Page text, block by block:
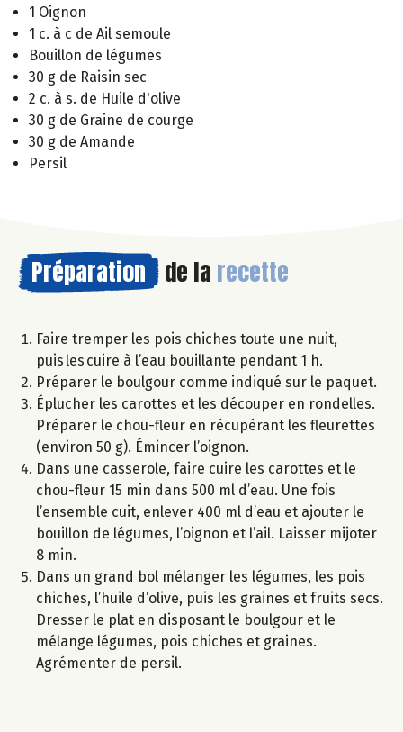
1 Oignon
1 c. à c de Ail semoule
Bouillon de légumes
30 g de Raisin sec
2 c. à s. de Huile d'olive
30 g de Graine de courge
30 g de Amande
Persil
Préparation de la recette
Faire tremper les pois chiches toute une nuit,
puis les cuire à l’eau bouillante pendant 1 h.
Préparer le boulgour comme indiqué sur le paquet.
Éplucher les carottes et les découper en rondelles.
Préparer le chou-fleur en récupérant les fleurettes
(environ 50 g). Émincer l’oignon.
Dans une casserole, faire cuire les carottes et le
chou-fleur 15 min dans 500 ml d’eau. Une fois
l’ensemble cuit, enlever 400 ml d’eau et ajouter le
bouillon de légumes, l’oignon et l’ail. Laisser mijoter
8 min.
Dans un grand bol mélanger les légumes, les pois
chiches, l’huile d’olive, puis les graines et fruits secs.
Dresser le plat en disposant le boulgour et le
mélange légumes, pois chiches et graines.
Agrémenter de persil.